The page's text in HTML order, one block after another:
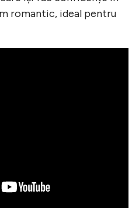
romantic, ideal pentru